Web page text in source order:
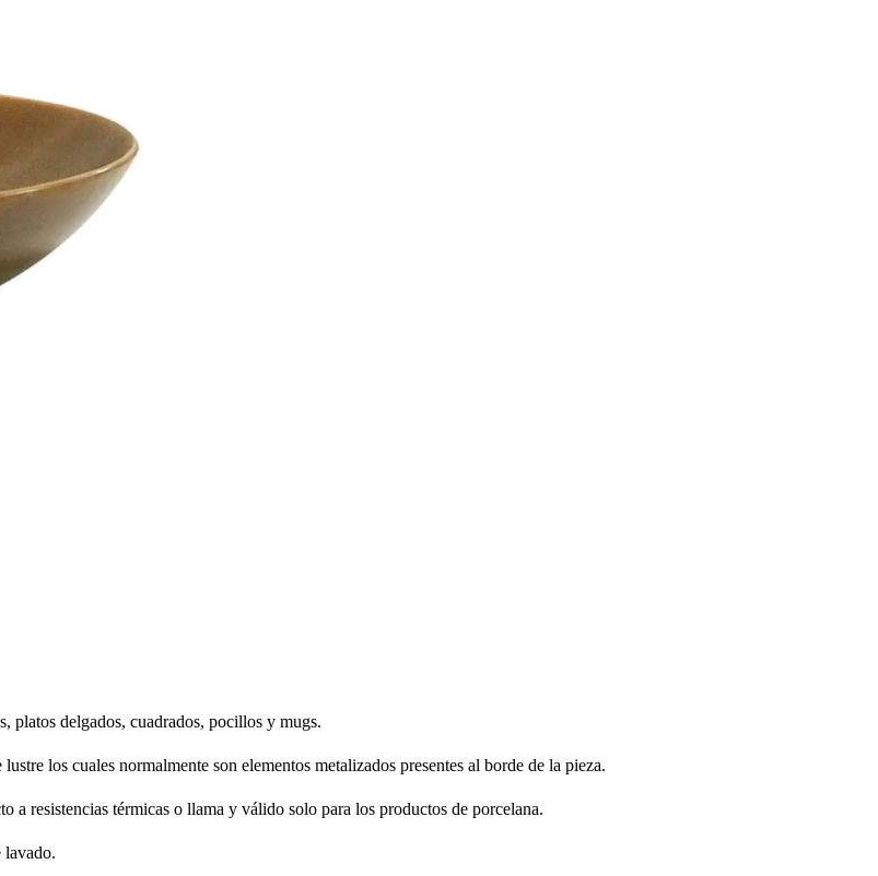
platos delgados, cuadrados, pocillos y mugs.
los cuales normalmente son elementos metalizados presentes al borde de la pieza.
resistencias térmicas o llama y válido solo para los productos de porcelana.
lavado.